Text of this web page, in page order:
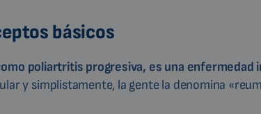
básicos
poliartritis progresiva, es una
y simplistamente, la gente la denomina